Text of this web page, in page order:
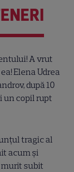
A vrut
Elena Udrea
după 10
un copil rupt
tragic al
acum și
subit